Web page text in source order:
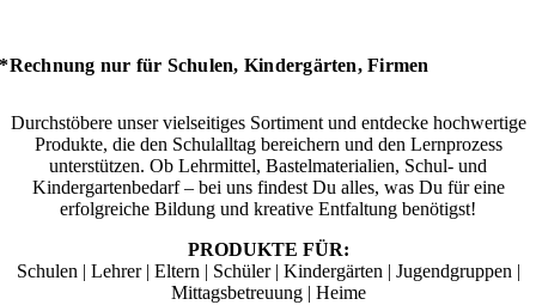
*Rechnung nur für Schulen, Kindergärten, Firmen
Durchstöbere unser vielseitiges Sortiment und entdecke hochwertige
Produkte, die den Schulalltag bereichern und den Lernprozess
unterstützen. Ob Lehrmittel, Bastelmaterialien, Schul- und
Kindergartenbedarf – bei uns findest Du alles, was Du für eine
erfolgreiche Bildung und kreative Entfaltung benötigst!
PRODUKTE FÜR:
Schulen | Lehrer | Eltern | Schüler | Kindergärten | Jugendgruppen |
Mittagsbetreuung | Heime